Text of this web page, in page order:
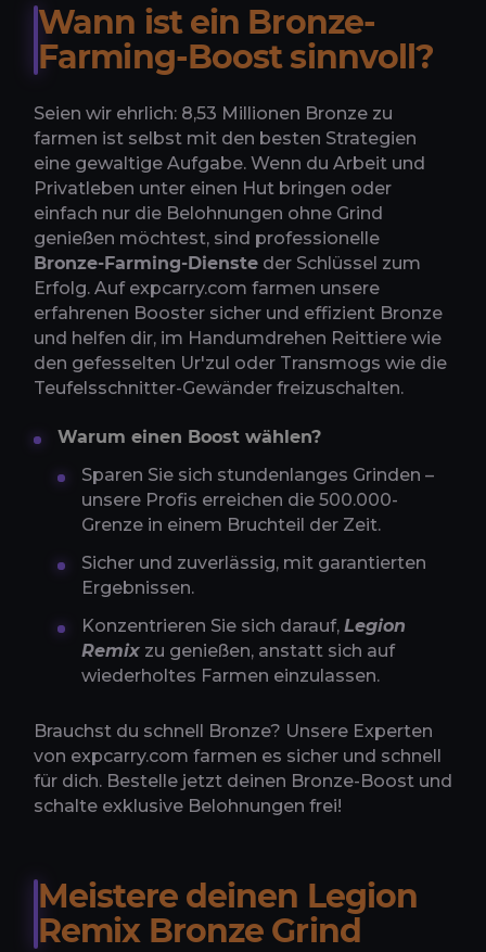
Wann ist ein Bronze-
Farming-Boost sinnvoll?
Seien wir ehrlich: 8,53 Millionen Bronze zu
farmen ist selbst mit den besten Strategien
eine gewaltige Aufgabe. Wenn du Arbeit und
Privatleben unter einen Hut bringen oder
einfach nur die Belohnungen ohne Grind
genießen möchtest, sind professionelle
Bronze-Farming-Dienste der Schlüssel zum
Erfolg. Auf expcarry.com farmen unsere
erfahrenen Booster sicher und effizient Bronze
und helfen dir, im Handumdrehen Reittiere wie
den gefesselten Ur'zul oder Transmogs wie die
Teufelsschnitter-Gewänder freizuschalten.
Warum einen Boost wählen?
Sparen Sie sich stundenlanges Grinden –
unsere Profis erreichen die 500.000-
Grenze in einem Bruchteil der Zeit.
Sicher und zuverlässig, mit garantierten
Ergebnissen.
Konzentrieren Sie sich darauf, Legion
Remix zu genießen, anstatt sich auf
wiederholtes Farmen einzulassen.
Brauchst du schnell Bronze? Unsere Experten
von expcarry.com farmen es sicher und schnell
für dich. Bestelle jetzt deinen Bronze-Boost und
schalte exklusive Belohnungen frei!
Meistere deinen Legion
Remix Bronze Grind